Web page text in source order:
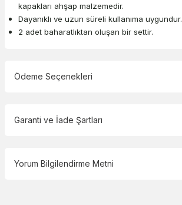
kapakları ahşap malzemedir.
Dayanıklı ve uzun süreli kullanıma uygundur.
2 adet baharatlıktan oluşan bir settir.
Ödeme Seçenekleri
Garanti ve İade Şartları
Yorum Bilgilendirme Metni